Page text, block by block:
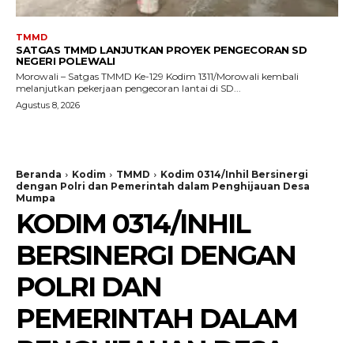
TMMD
SATGAS TMMD LANJUTKAN PROYEK PENGECORAN SD
NEGERI POLEWALI
Morowali – Satgas TMMD Ke-129 Kodim 1311/Morowali kembali
melanjutkan pekerjaan pengecoran lantai di SD...
Agustus 8, 2026